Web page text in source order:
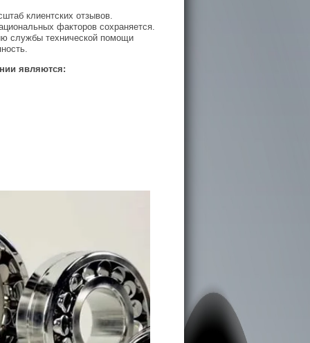
клиентских отзывов.
факторов сохраняется.
службы технической помощи
являются: